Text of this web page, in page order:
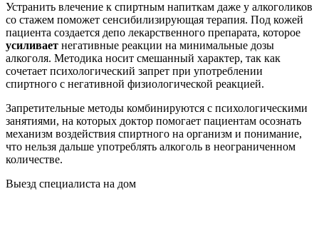
Устранить влечение к спиртным напиткам даже у алкоголиков
со стажем поможет сенсибилизирующая терапия. Под кожей
пациента создается депо лекарственного препарата, которое
усиливает негативные реакции на минимальные дозы
алкоголя. Методика носит смешанный характер, так как
сочетает психологический запрет при употреблении
спиртного с негативной физиологической реакцией.
Запретительные методы комбинируются с психологическими
занятиями, на которых доктор помогает пациентам осознать
механизм воздействия спиртного на организм и понимание,
что нельзя дальше употреблять алкоголь в неограниченном
количестве.
Выезд специалиста на дом